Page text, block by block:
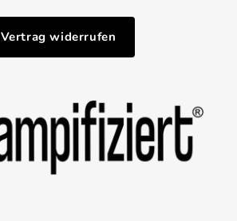
Vertrag widerrufen